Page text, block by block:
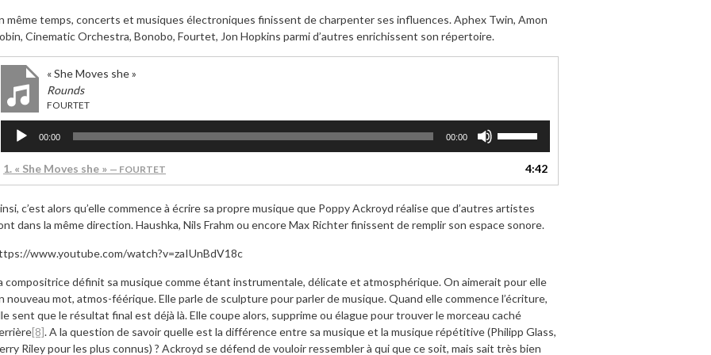
même temps, concerts et musiques électroniques finissent de charpenter ses influences. Aphex Twin, Amon
Cinematic Orchestra, Bonobo, Fourtet, Jon Hopkins parmi d’autres enrichissent son répertoire.
« She Moves she »
Rounds
FOURTET
Lecteur
audio
00:00 00:00
augmenter
ou
volume.
1. « She Moves she » — FOURTET 4:42
c’est alors qu’elle commence à écrire sa propre musique que Poppy Ackroyd réalise que d’autres artistes
dans la même direction. Haushka, Nils Frahm ou encore Max Richter finissent de remplir son espace sonore.
www.youtube.com/watch?v=zaIUnBdV18c
compositrice définit sa musique comme étant instrumentale, délicate et atmosphérique. On aimerait pour elle
nouveau mot, atmos-féérique. Elle parle de sculpture pour parler de musique. Quand elle commence l’écriture,
sent que le résultat final est déjà là. Elle coupe alors, supprime ou élague pour trouver le morceau caché
[8]. A la question de savoir quelle est la différence entre sa musique et la musique répétitive (Philipp Glass,
Riley pour les plus connus) ? Ackroyd se défend de vouloir ressembler à qui que ce soit, mais sait très bien